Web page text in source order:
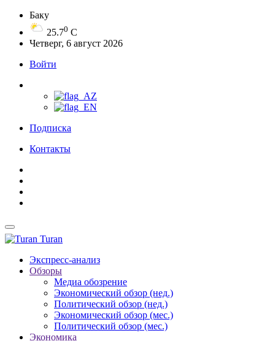
Баку
25.70 C
Четверг, 6 август 2026
Войти
Подписка
Контакты
Turan
Экспресс-анализ
Обзоры
Медиа обозрение
Экономический обзор (нед.)
Политический обзор (нед.)
Экономический обзор (мес.)
Политический обзор (мес.)
Экономика